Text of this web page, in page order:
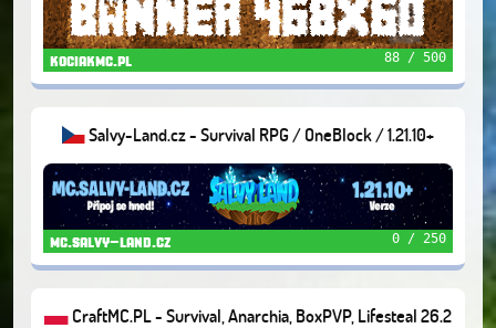
kociakmc.pl 88 / 500
Salvy-Land.cz - Survival RPG / OneBlock / 1.21.10+
mc.salvy-land.cz 0 / 250
CraftMC.PL - Survival, Anarchia, BoxPVP, Lifesteal 26.2